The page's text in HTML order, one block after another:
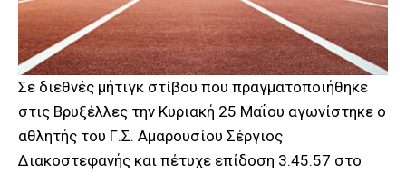
Σε διεθνές μήτιγκ στίβου που πραγματοποιήθηκε
στις Βρυξέλλες την Κυριακή 25 Μαΐου αγωνίστηκε ο
αθλητής του Γ.Σ. Αμαρουσίου Σέργιος
Διακοστεφανής και πέτυχε επίδοση 3.45.57 στο